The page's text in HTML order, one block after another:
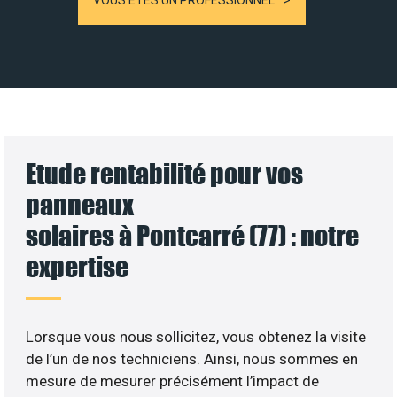
Etude rentabilité pour vos
panneaux
solaires à Pontcarré (77) : notre
expertise
Lorsque vous nous sollicitez, vous obtenez la visite
de l’un de nos techniciens. Ainsi, nous sommes en
mesure de mesurer précisément l’impact de